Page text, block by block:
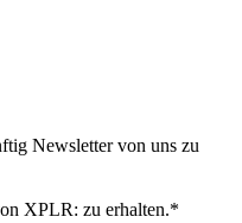
Newsletter von uns zu
XPLR: zu erhalten.*